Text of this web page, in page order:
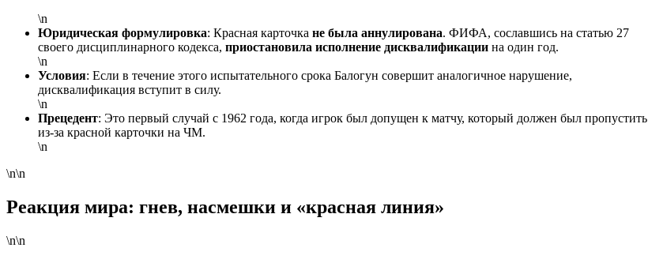
\n
Юридическая формулировка: Красная карточка не была аннулирована. ФИФА, сославшись на статью 27
своего дисциплинарного кодекса, приостановила исполнение дисквалификации на один год.
\n
Условия: Если в течение этого испытательного срока Балогун совершит аналогичное нарушение,
дисквалификация вступит в силу.
\n
Прецедент: Это первый случай с 1962 года, когда игрок был допущен к матчу, который должен был пропустить
из-за красной карточки на ЧМ.
\n
\n\n
Реакция мира: гнев, насмешки и «красная линия»
\n\n